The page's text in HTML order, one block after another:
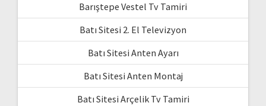
Barıştepe Vestel Tv Tamiri
Batı Sitesi 2. El Televizyon
Batı Sitesi Anten Ayarı
Batı Sitesi Anten Montaj
Batı Sitesi Arçelik Tv Tamiri